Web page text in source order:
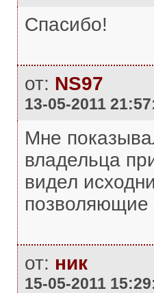
Спасибо!
от: NS97
13-05-2011
Мне
владельца
видел
позволяющие
от: ник
15-05-2011